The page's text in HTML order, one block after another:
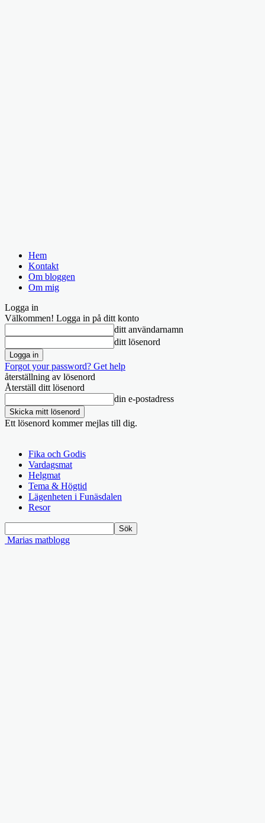
Hem
Kontakt
Om bloggen
Om mig
Logga in
Välkommen! Logga in på ditt konto
ditt användarnamn
ditt lösenord
Forgot your password? Get help
återställning av lösenord
Återställ ditt lösenord
din e-postadress
Ett lösenord kommer mejlas till dig.
Fika och Godis
Vardagsmat
Helgmat
Tema & Högtid
Lägenheten i Funäsdalen
Resor
Marias matblogg